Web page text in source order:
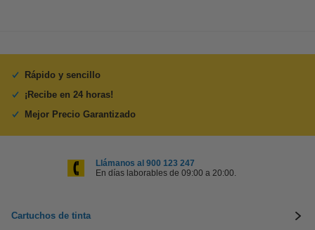
Rápido y sencillo
¡Recibe en 24 horas!
Mejor Precio Garantizado
Llámanos al 900 123 247
En días laborables de 09:00 a 20:00.
Cartuchos de tinta